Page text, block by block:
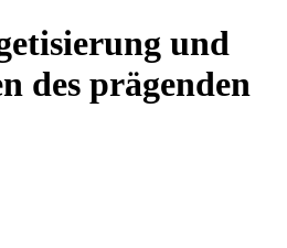
und
des prägenden